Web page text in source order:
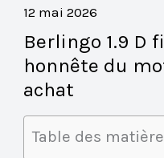
12 mai 2026
Berlingo 1.9 D
honnête du
achat
Table des